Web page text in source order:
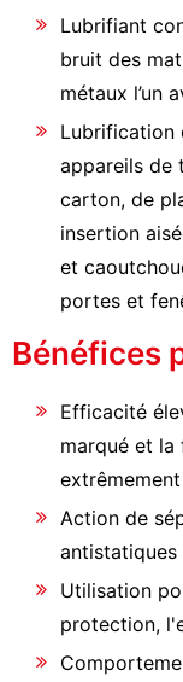
Lubrifiant
bruit des
métaux l’un
Lubrification
appareils de
carton, de
insertion
et
portes et
Bénéfices
Efficacité
marqué et
Action de
antistatiques
Utilisation
protection,